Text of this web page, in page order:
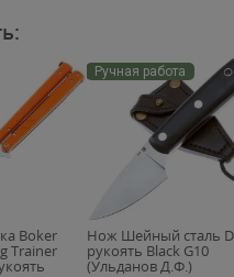
Boker
Trainer
Ручная работа
Нож Шейный сталь
рукоять Black G10
(Ульданов Д.Ф.)